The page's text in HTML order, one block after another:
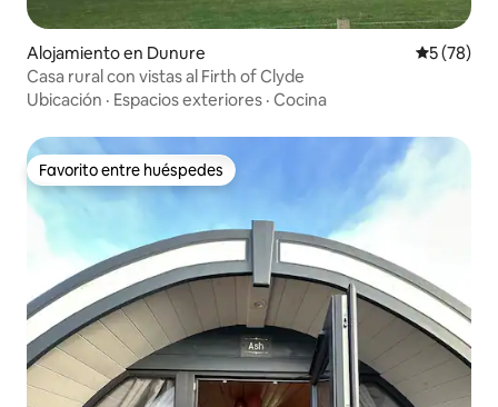
Alojamiento en Dunure
5 (78)
Casa rural con vistas al Firth of Clyde
Ubicación · Espacios exteriores · Cocina
Favorito entre huéspedes
Favorito entre huéspedes